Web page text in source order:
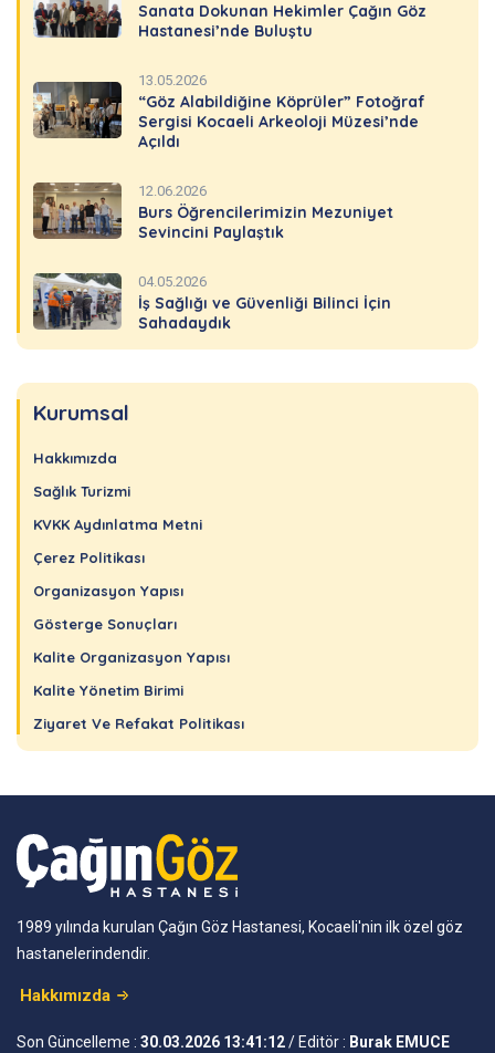
Sanata Dokunan Hekimler Çağın Göz
Hastanesi’nde Buluştu
13.05.2026
“Göz Alabildiğine Köprüler” Fotoğraf
Sergisi Kocaeli Arkeoloji Müzesi’nde
Açıldı
12.06.2026
Burs Öğrencilerimizin Mezuniyet
Sevincini Paylaştık
04.05.2026
İş Sağlığı ve Güvenliği Bilinci İçin
Sahadaydık
Kurumsal
Hakkımızda
Sağlık Turizmi
KVKK Aydınlatma Metni
Çerez Politikası
Organizasyon Yapısı
Gösterge Sonuçları
Kalite Organizasyon Yapısı
Kalite Yönetim Birimi
Ziyaret Ve Refakat Politikası
1989 yılında kurulan Çağın Göz Hastanesi, Kocaeli'nin ilk özel göz
hastanelerindendir.
Hakkımızda
Son Güncelleme : 30.03.2026 13:41:12/ Editör : Burak EMUCE